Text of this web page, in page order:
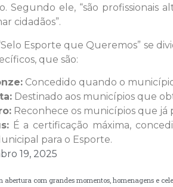
Segundo ele, “são
cidadãos”.
Esporte que Queremos” se
que são:
Concedido quando o
Destinado aos municípios que
Reconhece os municípios que já
É a certificação máxima,
para o Esporte.
19, 2025
abertura com grandes momentos, homenagens e